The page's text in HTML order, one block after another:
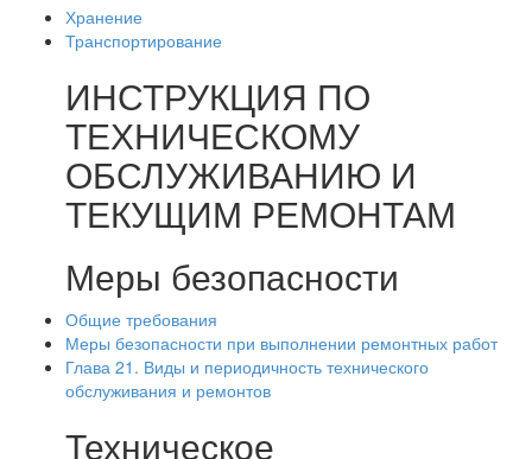
Хранение
Транспортирование
ИНСТРУКЦИЯ ПО
ТЕХНИЧЕСКОМУ
ОБСЛУЖИВАНИЮ И
ТЕКУЩИМ РЕМОНТАМ
Меры безопасности
Общие требования
Меры безопасности при выполнении ремонтных работ
Глава 21. Виды и периодичность технического
обслуживания и ремонтов
Техническое